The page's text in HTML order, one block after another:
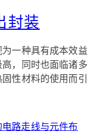
封装
一种具有成本效益
，同时也面临诸多
性材料的使用而引